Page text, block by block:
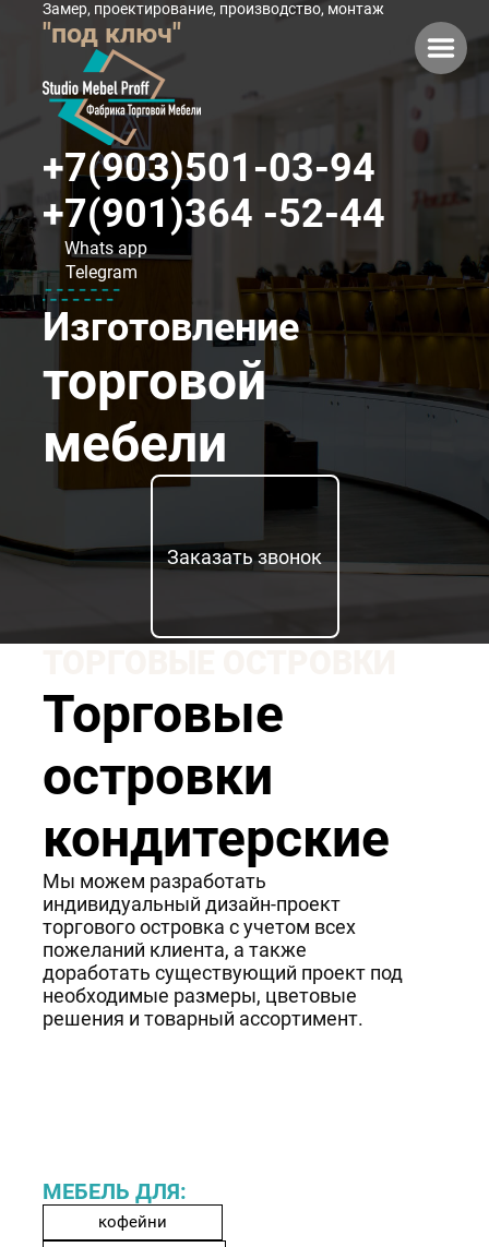
Замер, проектирование, производство, монтаж
"под ключ"
+7(903)501-03-94
+7(901)364 -52-44
Whats app
Telegram
Изготовление
торговой
мебели
Заказать звонок
Торговые
островки
кондитерские
Мы можем разработать
индивидуальный дизайн-проект
торгового островка с учетом всех
пожеланий клиента, а также
доработать существующий проект под
необходимые размеры, цветовые
решения и товарный ассортимент.
МЕБЕЛЬ ДЛЯ:
кофейни